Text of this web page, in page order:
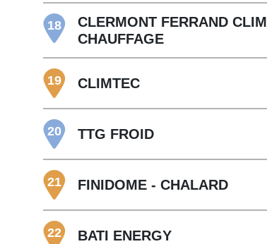
18
CLERMONT FERRAND CLIM
CHAUFFAGE
19 CLIMTEC
20 TTG FROID
21 FINIDOME - CHALARD
22 BATI ENERGY